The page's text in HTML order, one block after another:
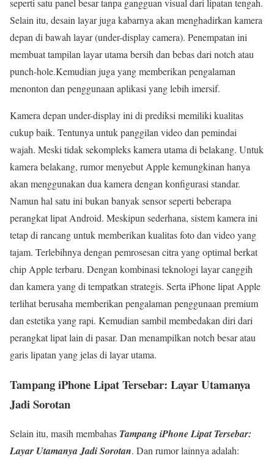
seperti satu panel besar tanpa gangguan visual dari lipatan tengah.
Selain itu, desain layar juga kabarnya akan menghadirkan kamera
depan di bawah layar (under-display camera). Penempatan ini
membuat tampilan layar utama bersih dan bebas dari notch atau
punch-hole.Kemudian juga yang memberikan pengalaman
menonton dan penggunaan aplikasi yang lebih imersif.
Kamera depan under-display ini di prediksi memiliki kualitas
cukup baik. Tentunya untuk panggilan video dan pemindai
wajah. Meski tidak sekompleks kamera utama di belakang. Untuk
kamera belakang, rumor menyebut Apple kemungkinan hanya
akan menggunakan dua kamera dengan konfigurasi standar.
Namun hal satu ini bukan banyak sensor seperti beberapa
perangkat lipat Android. Meskipun sederhana, sistem kamera ini
tetap di rancang untuk memberikan kualitas foto dan video yang
tajam. Terlebihnya dengan pemrosesan citra yang optimal berkat
chip Apple terbaru. Dengan kombinasi teknologi layar canggih
dan kamera yang di tempatkan strategis. Serta iPhone lipat Apple
terlihat berusaha memberikan pengalaman penggunaan premium
dan estetika yang rapi. Kemudian sambil membedakan diri dari
perangkat lipat lain di pasar. Dan menampilkan notch besar atau
garis lipatan yang jelas di layar utama.
Tampang iPhone Lipat Tersebar: Layar Utamanya
Jadi Sorotan
Selain itu, masih membahas Tampang iPhone Lipat Tersebar:
Layar Utamanya Jadi Sorotan. Dan rumor lainnya adalah: